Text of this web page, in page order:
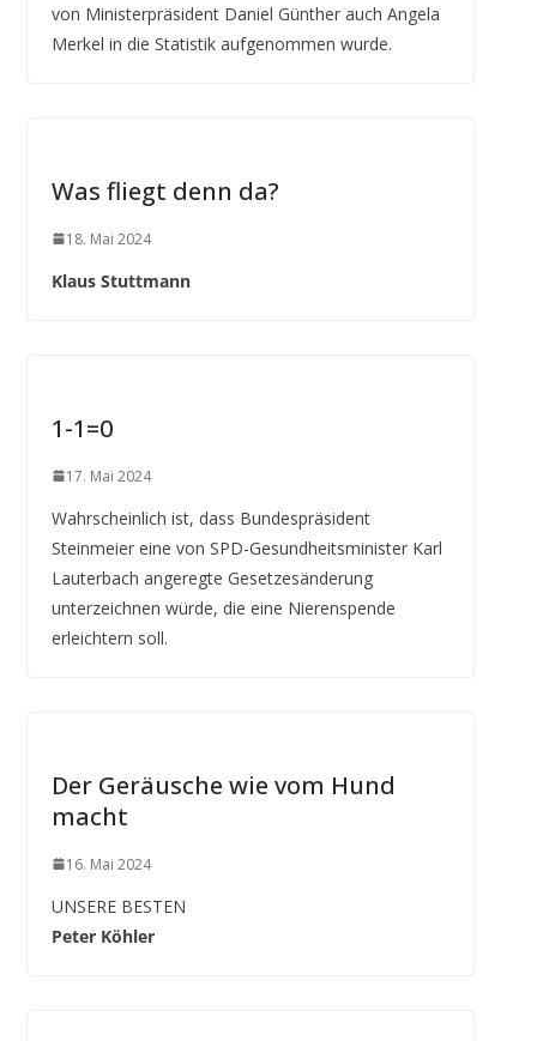
von Ministerpräsident Daniel Günther auch Angela
Merkel in die Statistik aufgenommen wurde.
Was fliegt denn da?
18. Mai 2024
Klaus Stuttmann
1-1=0
17. Mai 2024
Wahrscheinlich ist, dass Bundespräsident
Steinmeier eine von SPD-Gesundheitsminister Karl
Lauterbach angeregte Gesetzesänderung
unterzeichnen würde, die eine Nierenspende
erleichtern soll.
Der Geräusche wie vom Hund
macht
16. Mai 2024
UNSERE BESTEN
Peter Köhler